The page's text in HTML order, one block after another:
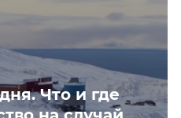
Что и где